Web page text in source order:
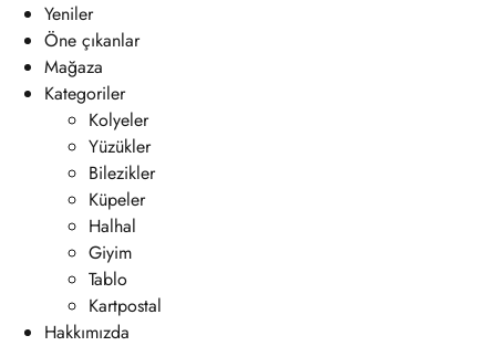
Yeniler
Öne çıkanlar
Mağaza
Kategoriler
Kolyeler
Yüzükler
Bilezikler
Küpeler
Halhal
Giyim
Tablo
Kartpostal
Hakkımızda